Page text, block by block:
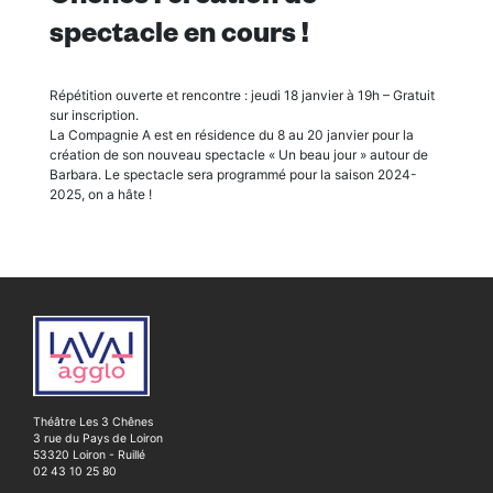
spectacle en cours !
Répétition ouverte et rencontre : jeudi 18 janvier à 19h – Gratuit
sur inscription.
La Compagnie A est en résidence du 8 au 20 janvier pour la
création de son nouveau spectacle « Un beau jour » autour de
Barbara. Le spectacle sera programmé pour la saison 2024-
2025, on a hâte !
Théâtre Les 3 Chênes
3 rue du Pays de Loiron
53320 Loiron - Ruillé
02 43 10 25 80